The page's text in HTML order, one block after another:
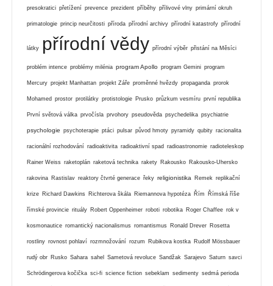
presokratici přetížení prevence prezident příběhy přílivové vlny primární okruh
primatologie princip neurčitosti příroda přírodní archivy přírodní katastrofy přírodní
látky přírodní vědy přírodní výběr přistání na Měsíci
problém intence problémy milénia program Apollo program Gemini program
Mercury projekt Manhattan projekt Záře proměnné hvězdy propaganda prorok
Mohamed prostor protilátky protistologie Prusko průzkum vesmíru první republika
První světová válka prvočísla prvohory pseudověda psychedelika psychiatrie
psychologie psychoterapie ptáci pulsar původ hmoty pyramidy qubity racionalita
racionální rozhodování radioaktivita radioaktivní spad radioastronomie radioteleskop
Rainer Weiss raketoplán raketová technika rakety Rakousko Rakousko-Uhersko
rakovina Rastislav reaktory čtvrté generace řeky religionistika Remek replikační
krize Richard Dawkins Richterova škála Riemannova hypotéza Řím Římská říše
římské provincie rituály Robert Oppenheimer roboti robotika Roger Chaffee rok v
kosmonautice romantický nacionalismus romantismus Ronald Drever Rosetta
rostliny rovnost pohlaví rozmnožování rozum Rubikova kostka Rudolf Mössbauer
rudý obr Rusko Sahara sahel Sametová revoluce Sandžak Sarajevo Saturn savci
Schrödingerova kočička sci-fi science fiction sebeklam sedimenty sedmá perioda